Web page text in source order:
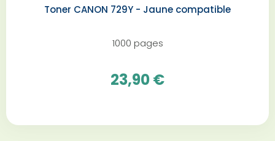
Toner CANON 729Y - Jaune compatible
1000 pages
23,90 €